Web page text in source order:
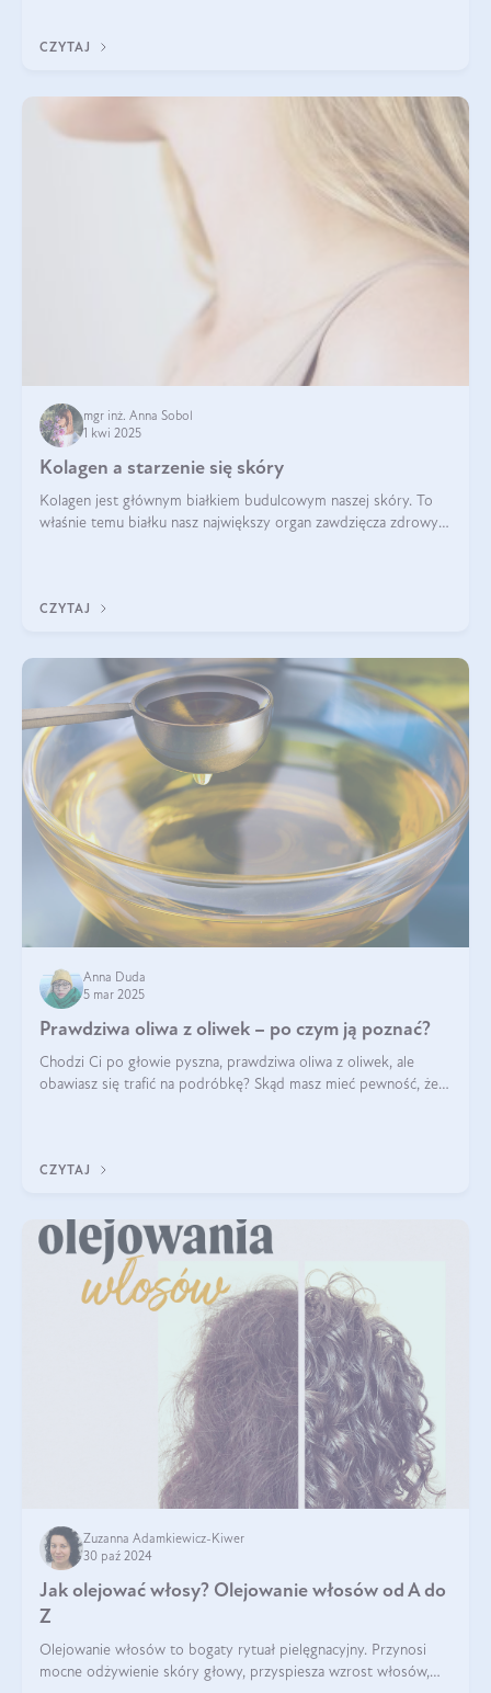
CZYTAJ
mgr inż. Anna Sobol
1 kwi 2025
Kolagen a starzenie się skóry
Kolagen jest głównym białkiem budulcowym naszej skóry. To
właśnie temu białku nasz największy organ zawdzięcza zdrowy
CZYTAJ
Anna Duda
5 mar 2025
Prawdziwa oliwa z oliwek – po czym ją poznać?
Chodzi Ci po głowie pyszna, prawdziwa oliwa z oliwek, ale
obawiasz się trafić na podróbkę? Skąd masz mieć pewność, że
CZYTAJ
Zuzanna Adamkiewicz-Kiwer
30 paź 2024
Jak olejować włosy? Olejowanie włosów od A do
Z
Olejowanie włosów to bogaty rytuał pielęgnacyjny. Przynosi
mocne odżywienie skóry głowy, przyspiesza wzrost włosów,